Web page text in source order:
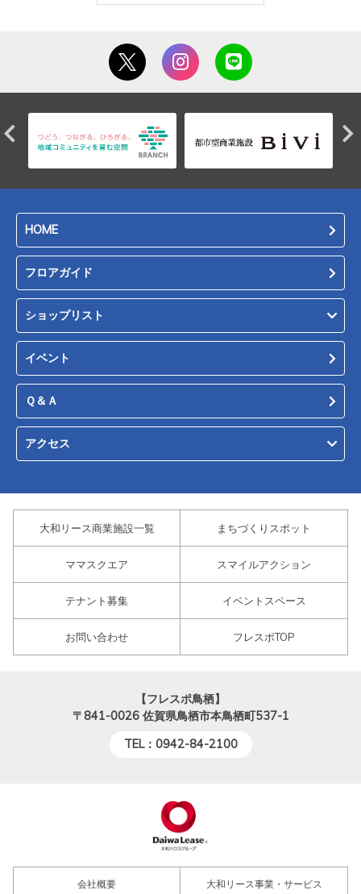
HOME
フロアガイド
ショップリスト
イベント
Ｑ＆Ａ
アクセス
大和リース商業施設一覧 まちづくりスポット
ママスクエア スマイルアクション
テナント募集 イベントスペース
お問い合わせ フレスポTOP
【フレスポ鳥栖】
〒841-0026 佐賀県鳥栖市本鳥栖町537-1
TEL：0942-84-2100
会社概要 大和リース事業・サービス